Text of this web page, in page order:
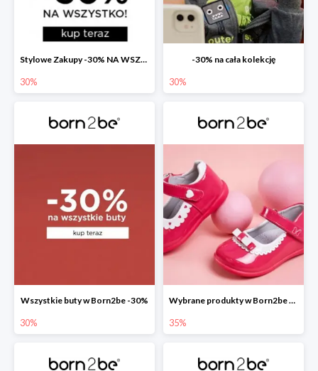
Stylowe Zakupy -30% NA WSZYSTKO
30%
-30% na cała kolekcję
30%
Wszystkie buty w Born2be -30%
30%
Wybrane produkty w Born2be -35%
35%